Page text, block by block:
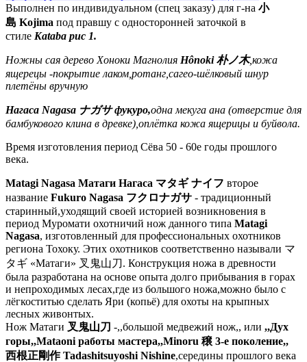
Выполнен по индивидуальном (спец заказу) для г-на 小
島 Kojima под правшу с односторонней заточкой в
стиле Kataba рис 1.
Ножны сая дерево Хоноки Магнолия Hônoki 朴ノ木,кожа
ящерецы -покрытие лаком,ротанг,сагео-шёлковый шнур
плетёны вручную
Нагаса Nagasa ナガサ фукуро,одна мекуга ана (отверстие для
бамбукового клина в древке),оплётка кожа ящерицы и буйвола.
Время изготовления период Сёва 50 - 60е годы прошлого
века.
Matagi Nagasa Матаги Нагаса マタギ ナイフ второе
название Fukuro Nagasa フクロナガサ - традиционный
старинный,уходящий своей историей возникновения в
период Муромати охотничий нож данного типа Matagi
Nagasa, изготовленный для профессиональных охотников
региона Тохоку. Этих охотников соответственно называли マ
タギ «Матаги» 叉鬼山刀. Конструкция ножа в древности
была разработана на основе опыта долго прибывания в горах
и непроходимых лесах,где из большого ножа,можно было с
лёгкоститью сделать Яри (копьё) для охоты на крыпных
лесных живонтых.
Нож Матаги 叉鬼山刀 -,,большой медвежий нож,, или ,,Дух
горы,,Mataoni работы мастера,,Minoru 穣 3-е поколение,,
西根正剛作 Tadashitsuyoshi Nishine,середины прошлого века